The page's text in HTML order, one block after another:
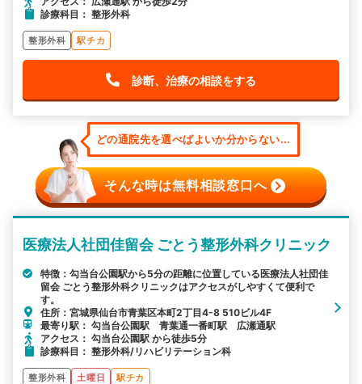
診療科目： 整形外科
整形外科 駅チカ
診断、治療の相談をする
どの通院先を選べばよいか分からない...
そんな時は無料相談窓口へ
医療法人社団佳留会 ごとう整形外科クリニック
特徴：勾当台公園駅から5分の距離に位置している医療法人社団佳
留会 ごとう整形外科クリニックはアクセスがしやすくて便利で
す。
住所：宮城県仙台市青葉区本町2丁目4-8 510ビル4F
最寄り駅： 勾当台公園駅 青葉通一番町駅 広瀬通駅
アクセス： 勾当台公園駅 から徒歩5分
診療科目： 整形外科/リハビリテーション科
整形外科 土曜日 駅チカ